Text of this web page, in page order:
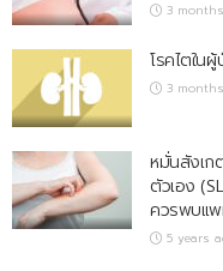
3
โรคไตใน
3
หมั่นสังเก
ตัวเอง
ควรพบแ
5 years